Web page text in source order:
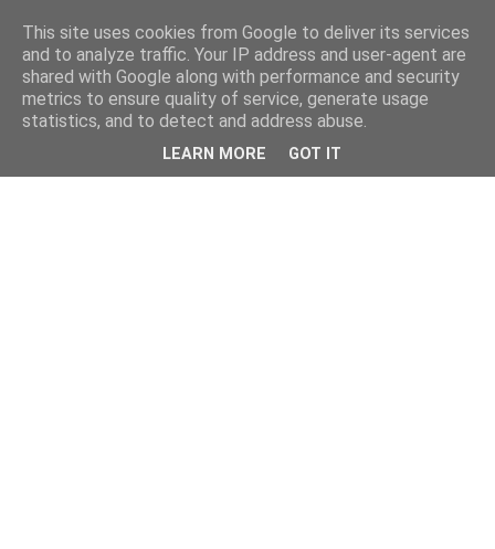
This site uses cookies from Google to deliver its services
and to analyze traffic. Your IP address and user-agent are
shared with Google along with performance and security
metrics to ensure quality of service, generate usage
statistics, and to detect and address abuse.
LEARN MORE GOT IT